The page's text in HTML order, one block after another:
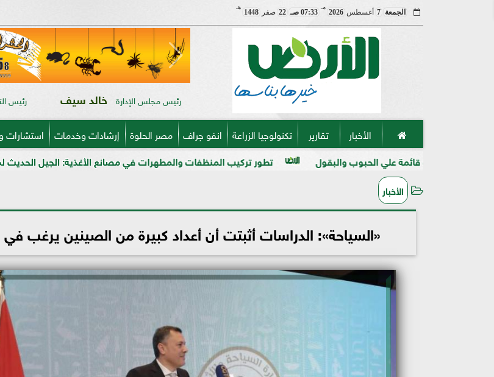
الجمعة 7 أغسطس2026
مـ
07:33 صـ 22 صفر1448
هـ
رئيس مجلس الإدارة خالد سيف رئيس
الأخبار تقارير تكنولوجيا الزراعة انفو جراف مصر الحلوة إرشادات وخدمات استشارات
تطور تركيب المنظفات والمطهرات في مصانع الأغذية: الجيل الحديث لمكافحة البيوفيلم علي الحبوب والبقول
الأخبار
«السياحة»: الدراسات أثبتت أن أعداد كبيرة من الصينين يرغب